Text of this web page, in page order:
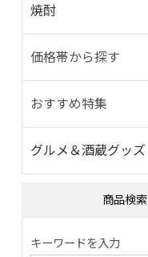
焼酎
価格帯から探す
おすすめ特集
グルメ＆酒蔵グッズ
商品検索
キーワードを入力